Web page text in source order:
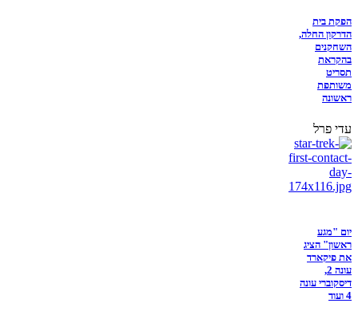
הפקת בית
הדרקון החלה,
השחקנים
בהקראת
תסריט
משותפת
ראשונה
עדי פרל
יום "מגע
ראשון" הציג
את פיקארד
עונה 2,
דיסקוברי עונה
4 ועוד